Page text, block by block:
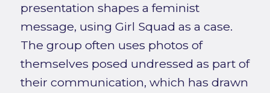
presentation shapes a feminist
message, using Girl Squad as a case.
The group often uses photos of
themselves posed undressed as part of
their communication, which has drawn